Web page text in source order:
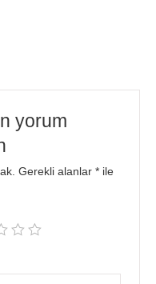
yorum
Gerekli alanlar* ile